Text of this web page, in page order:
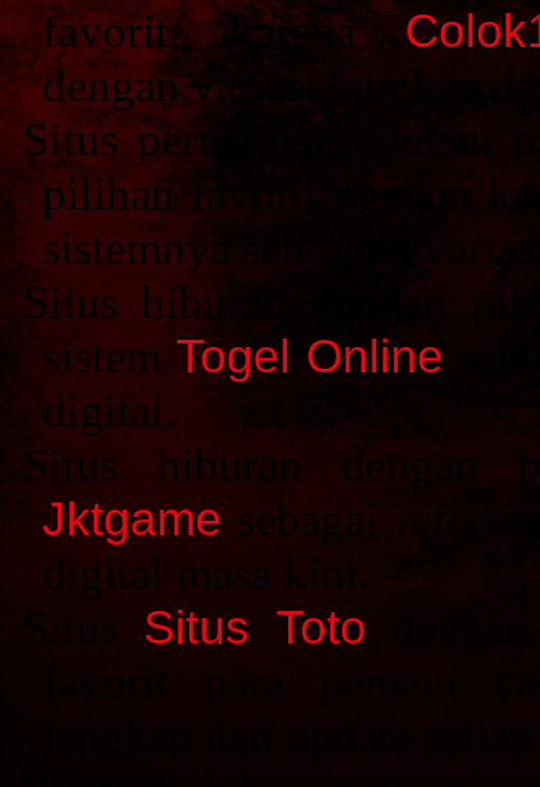
favorit, karena
dengan variasi lengkap
Situs permainan dengan
pilihan favorit pemain
sistemnya sehingga
Situs hiburan dengan
sistem Togel Online
digital.
Situs hiburan dengan
Jktgame sebagai
digital masa kini.
Situs Toto